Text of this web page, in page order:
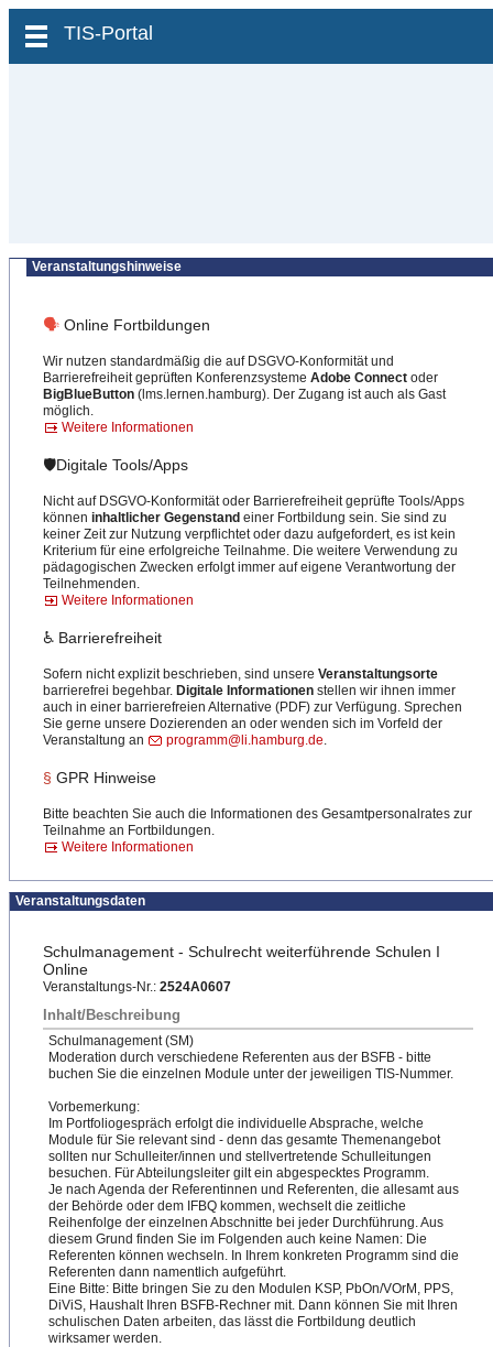
zum Inhalt wechseln
TIS-Portal
Veranstaltungshinweise
🗣 Online Fortbildungen
Wir nutzen standardmäßig die auf DSGVO-Konformität und
Barrierefreiheit geprüften Konferenzsysteme Adobe Connect oder
BigBlueButton (lms.lernen.hamburg). Der Zugang ist auch als Gast
möglich.
Weitere Informationen
🛡️Digitale Tools/Apps
Nicht auf DSGVO-Konformität oder Barrierefreiheit geprüfte Tools/Apps
können inhaltlicher Gegenstand einer Fortbildung sein. Sie sind zu
keiner Zeit zur Nutzung verpflichtet oder dazu aufgefordert, es ist kein
Kriterium für eine erfolgreiche Teilnahme. Die weitere Verwendung zu
pädagogischen Zwecken erfolgt immer auf eigene Verantwortung der
Teilnehmenden.
Weitere Informationen
♿ Barrierefreiheit
Sofern nicht explizit beschrieben, sind unsere Veranstaltungsorte
barrierefrei begehbar. Digitale Informationen stellen wir ihnen immer
auch in einer barrierefreien Alternative (PDF) zur Verfügung. Sprechen
Sie gerne unsere Dozierenden an oder wenden sich im Vorfeld der
Veranstaltung an
programm@li.hamburg.de.
§ GPR Hinweise
Bitte beachten Sie auch die Informationen des Gesamtpersonalrates zur
Teilnahme an Fortbildungen.
Weitere Informationen
Veranstaltungsdaten
Schulmanagement - Schulrecht weiterführende Schulen I
Online
Veranstaltungs-Nr.: 2524A0607
Inhalt/Beschreibung
Schulmanagement (SM)
Moderation durch verschiedene Referenten aus der BSFB - bitte
buchen Sie die einzelnen Module unter der jeweiligen TIS-Nummer.
Vorbemerkung:
Im Portfoliogespräch erfolgt die individuelle Absprache, welche
Module für Sie relevant sind - denn das gesamte Themenangebot
sollten nur Schulleiter/innen und stellvertretende Schulleitungen
besuchen. Für Abteilungsleiter gilt ein abgespecktes Programm.
Je nach Agenda der Referentinnen und Referenten, die allesamt aus
der Behörde oder dem IFBQ kommen, wechselt die zeitliche
Reihenfolge der einzelnen Abschnitte bei jeder Durchführung. Aus
diesem Grund finden Sie im Folgenden auch keine Namen: Die
Referenten können wechseln. In Ihrem konkreten Programm sind die
Referenten dann namentlich aufgeführt.
Eine Bitte: Bitte bringen Sie zu den Modulen KSP, PbOn/VOrM, PPS,
DiViS, Haushalt Ihren BSFB-Rechner mit. Dann können Sie mit Ihren
schulischen Daten arbeiten, das lässt die Fortbildung deutlich
wirksamer werden.